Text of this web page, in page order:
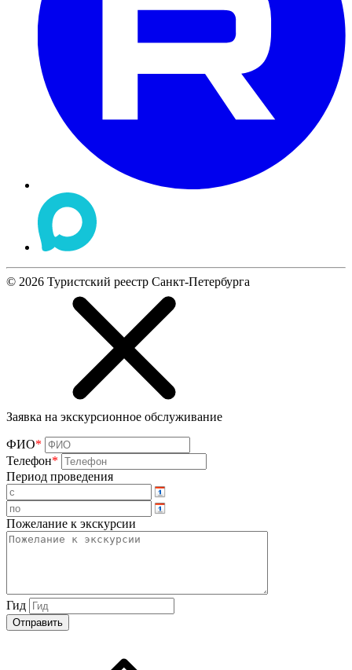
© 2026 Туристский реестр Санкт-Петербурга
Заявка на экскурсионное обслуживание
ФИО*
Телефон*
Период проведения
Пожелание к экскурсии
Гид